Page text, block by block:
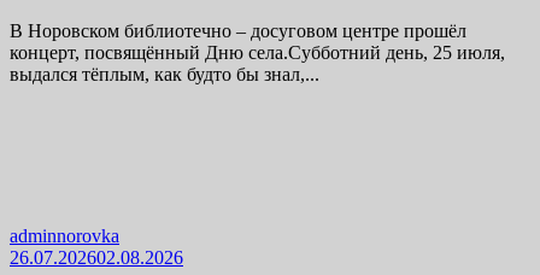
В Норовском библиотечно – досуговом центре прошёл
концерт, посвящённый Дню села.Субботний день, 25 июля,
выдался тёплым, как будто бы знал,...
adminnorovka
26.07.202602.08.2026